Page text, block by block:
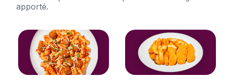
apporté.
sauter cette section